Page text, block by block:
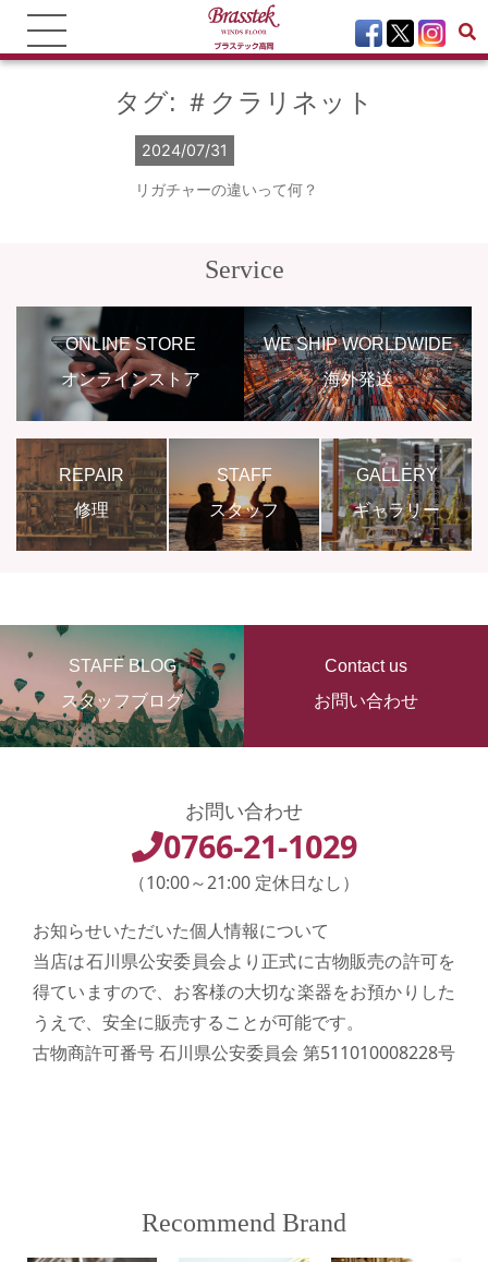
タグ: ＃クラリネット
2024/07/31
リガチャーの違いって何？
Service
ONLINE STORE
オンラインストア
WE SHIP WORLDWIDE
海外発送
REPAIR
修理
STAFF
スタッフ
GALLERY
ギャラリー
STAFF BLOG
スタッフブログ
Contact us
お問い合わせ
お問い合わせ
0766-21-1029
（10:00～21:00 定休日なし）
お知らせいただいた個人情報について
当店は石川県公安委員会より正式に古物販売の許可を
得ていますので、お客様の大切な楽器をお預かりした
うえで、安全に販売することが可能です。
古物商許可番号 石川県公安委員会 第511010008228号
Recommend Brand